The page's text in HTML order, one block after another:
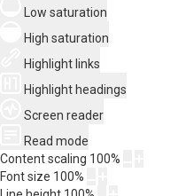
Low saturation
High saturation
Highlight links
Highlight headings
Screen reader
Read mode
Content scaling 100%
Font size 100%